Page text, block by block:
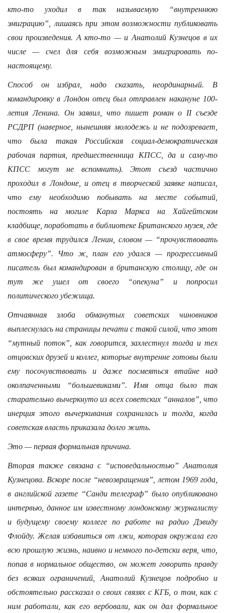
кто-то уходил в так называемую “внутреннюю
эмиграцию”, лишаясь при этом возможности публиковать
свои произведения. А кто-то — и Анатолий Кузнецов в их
числе — счел для себя возможным эмигрировать по-
настоящему.
Способ он избрал, надо сказать, неординарный. В
командировку в Лондон отец был отправлен накануне 100-
летия Ленина. Он заявил, что пишет роман о II съезде
РСДРП (наверное, нынешняя молодежь и не подозревает,
что была такая Российская социал-демократическая
рабочая партия, предшественница КПСС, да и саму-то
КПСС могут не вспомнить). Этот съезд частично
проходил в Лондоне, и отец в творческой заявке написал,
что ему необходимо побывать на месте событий,
постоять на могиле Карла Маркса на Хайгейтском
кладбище, поработать в библиотеке Британского музея, где
в свое время трудился Ленин, словом — “прочувствовать
атмосферу”. Что ж, план его удался — прогрессивный
писатель был командирован в британскую столицу, где он
тут же ушел от своего “опекуна” и попросил
политического убежища.
Отчаянная злоба обманутых советских чиновников
выплеснулась на страницы печати с такой силой, что этот
“мутный поток”, как говорится, захлестнул тогда и тех
отцовских друзей и коллег, которые внутренне готовы были
ему посочувствовать и даже посмеяться втайне над
околпаченными “большевиками”. Имя отца было так
старательно вычеркнуто из всех советских “анналов”, что
инерция этого вычеркивания сохранилась и тогда, когда
советская власть приказала долго жить.
Это — первая формальная причина.
Вторая также связана с “исповедальностью” Анатолия
Кузнецова. Вскоре после “невозвращения”, летом 1969 года,
в английской газете “Санди телеграф” было опубликовано
интервью, данное им известному лондонскому журналисту
и будущему своему коллеге по работе на радио Дэвиду
Флойду. Желая избавиться от лжи, которая окружала его
всю прошлую жизнь, наивно и немного по-детски веря, что,
попав в нормальное общество, он может говорить правду
без всяких ограничений, Анатолий Кузнецов подробно и
обстоятельно рассказал о своих связях с КГБ, о том, как с
ним работали, как его вербовали, как он дал формальное